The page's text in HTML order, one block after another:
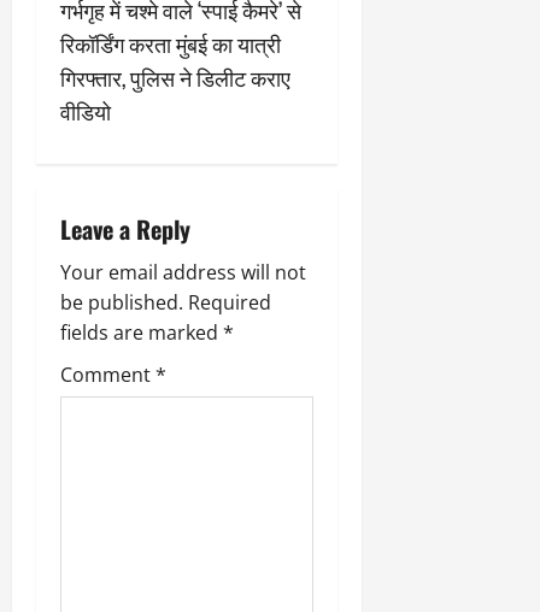
a
v
i
a
t
i
o
गर्भगृह में चश्मे वाले ‘स्पाई कैमरे’ से
रिकॉर्डिंग करता मुंबई का यात्री
गिरफ्तार, पुलिस ने डिलीट कराए
वीडियो
Leave a Reply
Your email address will not
be published. Required
fields are marked *
Comment*